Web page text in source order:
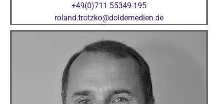
+49(0)711 55349-195
roland.trotzko@doldemedien.de